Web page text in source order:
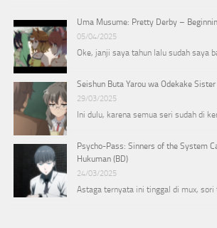
Uma Musume: Pretty Derby –
05/04/2025
Oke, janji saya tahun lalu sudah saya
Seishun Buta Yarou wa Odekake
29/03/2025
Ini dulu, karena semua seri sudah di
Psycho-Pass: Sinners of the System
Hukuman (BD)
24/03/2025
Astaga ternyata ini tinggal di mux,